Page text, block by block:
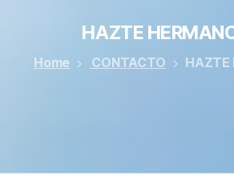
HAZTE
Home CONTACTO HAZTE